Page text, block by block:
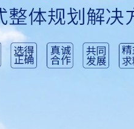
天津儿童乘骑类
天津淘气堡